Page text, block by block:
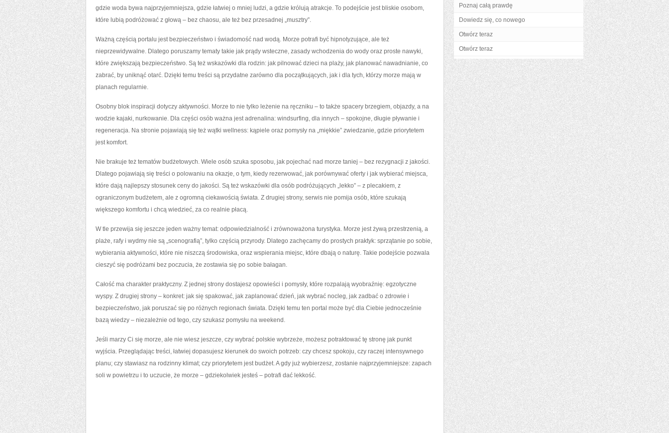
gdzie woda bywa najprzyjemniejsza, gdzie łatwiej o mniej ludzi, a gdzie królują atrakcje. To podejście jest bliskie osobom,
które lubią podróżować z głową – bez chaosu, ale też bez przesadnej „musztry”.
Ważną częścią portalu jest bezpieczeństwo i świadomość nad wodą. Morze potrafi być hipnotyzujące, ale też
nieprzewidywalne. Dlatego poruszamy tematy takie jak prądy wsteczne, zasady wchodzenia do wody oraz proste nawyki,
które zwiększają bezpieczeństwo. Są też wskazówki dla rodzin: jak pilnować dzieci na plaży, jak planować nawadnianie, co
zabrać, by uniknąć otarć. Dzięki temu treści są przydatne zarówno dla początkujących, jak i dla tych, którzy morze mają w
planach regularnie.
Osobny blok inspiracji dotyczy aktywności. Morze to nie tylko leżenie na ręczniku – to także spacery brzegiem, objazdy, a na
wodzie kajaki, nurkowanie. Dla części osób ważna jest adrenalina: windsurfing, dla innych – spokojne, długie pływanie i
regeneracja. Na stronie pojawiają się też wątki wellness: kąpiele oraz pomysły na „miękkie” zwiedzanie, gdzie priorytetem
jest komfort.
Nie brakuje też tematów budżetowych. Wiele osób szuka sposobu, jak pojechać nad morze taniej – bez rezygnacji z jakości.
Dlatego pojawiają się treści o polowaniu na okazje, o tym, kiedy rezerwować, jak porównywać oferty i jak wybierać miejsca,
które dają najlepszy stosunek ceny do jakości. Są też wskazówki dla osób podróżujących „lekko” – z plecakiem, z
ograniczonym budżetem, ale z ogromną ciekawością świata. Z drugiej strony, serwis nie pomija osób, które szukają
większego komfortu i chcą wiedzieć, za co realnie płacą.
W tle przewija się jeszcze jeden ważny temat: odpowiedzialność i zrównoważona turystyka. Morze jest żywą przestrzenią, a
plaże, rafy i wydmy nie są „scenografią”, tylko częścią przyrody. Dlatego zachęcamy do prostych praktyk: sprzątanie po sobie,
wybierania aktywności, które nie niszczą środowiska, oraz wspierania miejsc, które dbają o naturę. Takie podejście pozwala
cieszyć się podróżami bez poczucia, że zostawia się po sobie bałagan.
Całość ma charakter praktyczny. Z jednej strony dostajesz opowieści i pomysły, które rozpalają wyobraźnię: egzotyczne
wyspy. Z drugiej strony – konkret: jak się spakować, jak zaplanować dzień, jak wybrać nocleg, jak zadbać o zdrowie i
bezpieczeństwo, jak poruszać się po różnych regionach świata. Dzięki temu ten portal może być dla Ciebie jednocześnie
bazą wiedzy – niezależnie od tego, czy szukasz pomysłu na weekend.
Jeśli marzy Ci się morze, ale nie wiesz jeszcze, czy wybrać polskie wybrzeże, możesz potraktować tę stronę jak punkt
wyjścia. Przeglądając treści, łatwiej dopasujesz kierunek do swoich potrzeb: czy chcesz spokoju, czy raczej intensywnego
planu; czy stawiasz na rodzinny klimat; czy priorytetem jest budżet. A gdy już wybierzesz, zostanie najprzyjemniejsze: zapach
soli w powietrzu i to uczucie, że morze – gdziekolwiek jesteś – potrafi dać lekkość.
Poznaj całą prawdę
Dowiedz się, co nowego
Otwórz teraz
Otwórz teraz